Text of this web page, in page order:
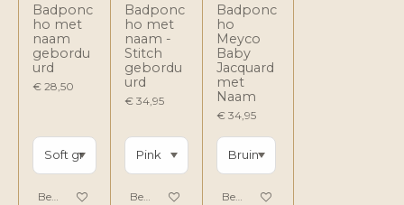
Badponc
ho met
naam
gebordu
urd
€ 28,50
Bekijk details
Badponc
ho met
naam -
Stitch
gebordu
urd
€ 34,95
Bekijk details
Badponc
ho
Meyco
Baby
Jacquard
met
Naam
€ 34,95
Bekijk details